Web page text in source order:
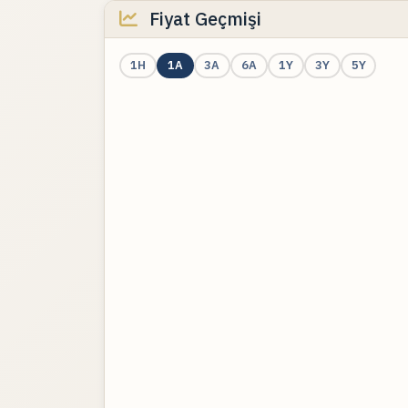
Fiyat Geçmişi
1H 1A 3A 6A 1Y 3Y 5Y